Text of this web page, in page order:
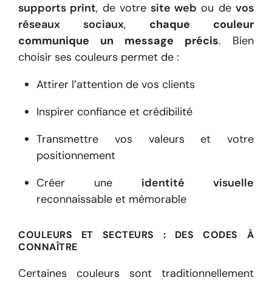
supports print, de votre site web ou de vos
réseaux sociaux, chaque couleur
communique un message précis. Bien
choisir ses couleurs permet de :
Attirer l’attention de vos clients
Inspirer confiance et crédibilité
Transmettre vos valeurs et votre
positionnement
Créer une identité visuelle
reconnaissable et mémorable
COULEURS ET SECTEURS : DES CODES À
CONNAÎTRE
Certaines couleurs sont traditionnellement